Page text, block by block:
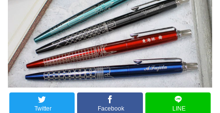
Twitter Facebook LINE